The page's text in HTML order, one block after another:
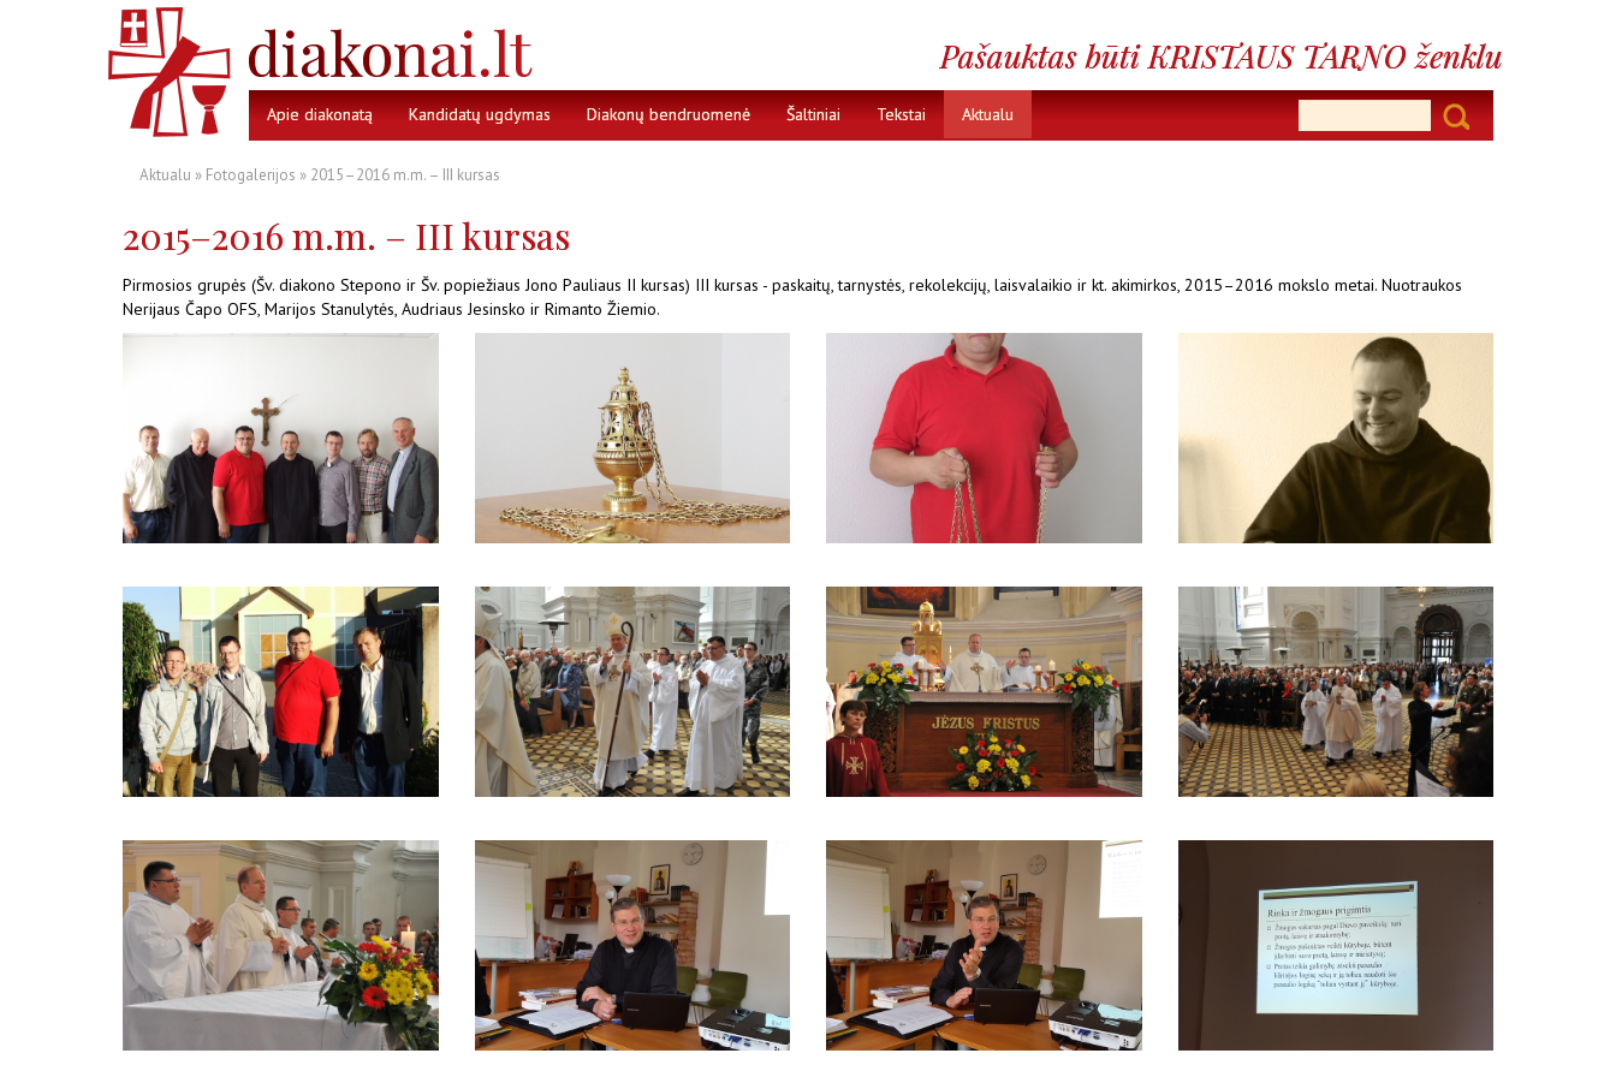
Apie diakonatą Kandidatų ugdymas Diakonų bendruomenė Šaltiniai Tekstai Aktualu
Aktualu » Fotogalerijos » 2015–2016 m.m. – III kursas
2015–2016 m.m. – III kursas
Pirmosios grupės (Šv. diakono Stepono ir Šv. popiežiaus Jono Pauliaus II kursas) III kursas - paskaitų, tarnystės, rekolekcijų, laisvalaikio ir kt. akimirkos, 2015–2016 mokslo metai. Nuotraukos
Nerijaus Čapo OFS, Marijos Stanulytės, Audriaus Jesinsko ir Rimanto Žiemio.